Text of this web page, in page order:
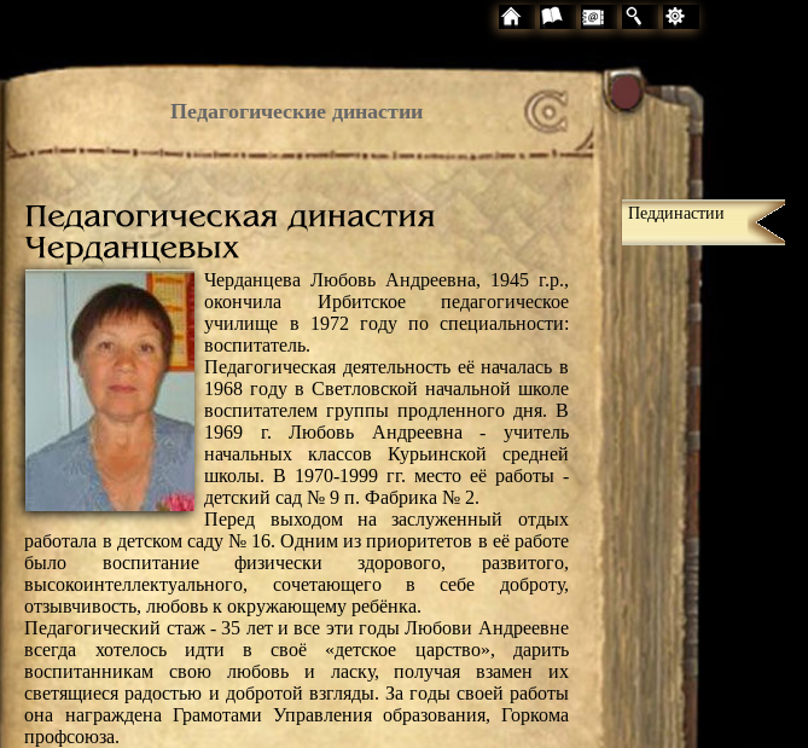
Педагогические династии
Черданцева Любовь Андреевна, 1945 г.р.,
окончила Ирбитское педагогическое
училище в 1972 году по специальности:
воспитатель.
Педагогическая деятельность её началась в
1968 году в Светловской начальной школе
воспитателем группы продленного дня. В
1969 г. Любовь Андреевна - учитель
начальных классов Курьинской средней
школы. В 1970-1999 гг. место её работы -
детский сад № 9 п. Фабрика № 2.
Перед выходом на заслуженный отдых
работала в детском саду № 16. Одним из приоритетов в её работе
было воспитание физически здорового, развитого,
высокоинтеллектуального, сочетающего в себе доброту,
отзывчивость, любовь к окружающему ребёнка.
Педагогический стаж - 35 лет и все эти годы Любови Андреевне
всегда хотелось идти в своё «детское царство», дарить
воспитанникам свою любовь и ласку, получая взамен их
светящиеся радостью и добротой взгляды. За годы своей работы
она награждена Грамотами Управления образования, Горкома
профсоюза.
Педдинастии